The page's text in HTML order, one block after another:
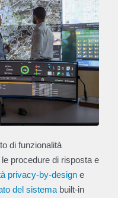
di funzionalità
procedure di risposta e
privacy-by-design e
del sistema built-in